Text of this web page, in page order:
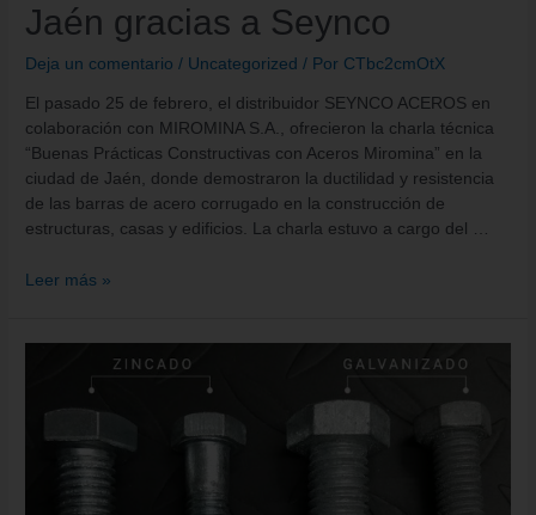
Jaén gracias a Seynco
Deja un comentario / Uncategorized / Por CTbc2cmOtX
El pasado 25 de febrero, el distribuidor SEYNCO ACEROS en
colaboración con MIROMINA S.A., ofrecieron la charla técnica
“Buenas Prácticas Constructivas con Aceros Miromina” en la
ciudad de Jaén, donde demostraron la ductilidad y resistencia
de las barras de acero corrugado en la construcción de
estructuras, casas y edificios. La charla estuvo a cargo del …
Leer más »